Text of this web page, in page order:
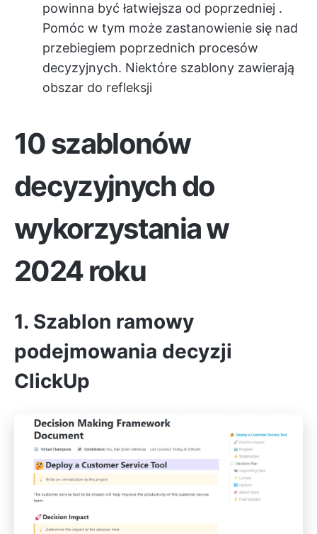
powinna być łatwiejsza od poprzedniej .
Pomóc w tym może zastanowienie się nad
przebiegiem poprzednich procesów
decyzyjnych. Niektóre szablony zawierają
obszar do refleksji
10 szablonów
decyzyjnych do
wykorzystania w
2024 roku
1. Szablon ramowy
podejmowania decyzji
ClickUp